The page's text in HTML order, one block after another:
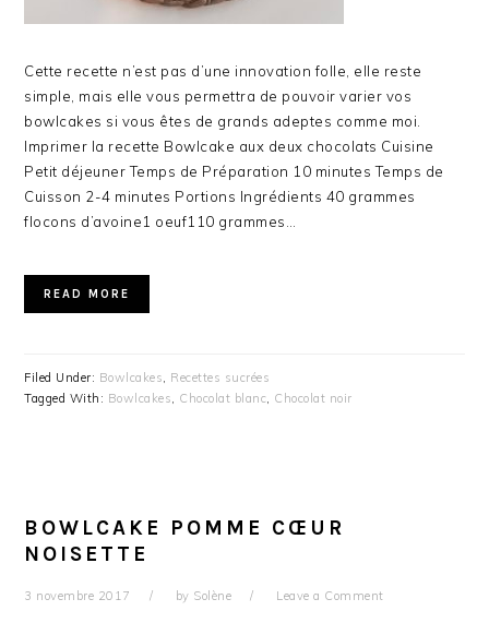
Cette recette n’est pas d’une innovation folle, elle reste
simple, mais elle vous permettra de pouvoir varier vos
bowlcakes si vous êtes de grands adeptes comme moi.
Imprimer la recette Bowlcake aux deux chocolats Cuisine
Petit déjeuner Temps de Préparation 10 minutes Temps de
Cuisson 2-4 minutes Portions Ingrédients 40 grammes
flocons d’avoine1 oeuf110 grammes…
READ MORE
Filed Under: Bowlcakes, Recettes sucrées
Tagged With: Bowlcakes, Chocolat blanc, Chocolat noir
BOWLCAKE POMME CŒUR
NOISETTE
3 novembre 2017 by Solène Leave a Comment